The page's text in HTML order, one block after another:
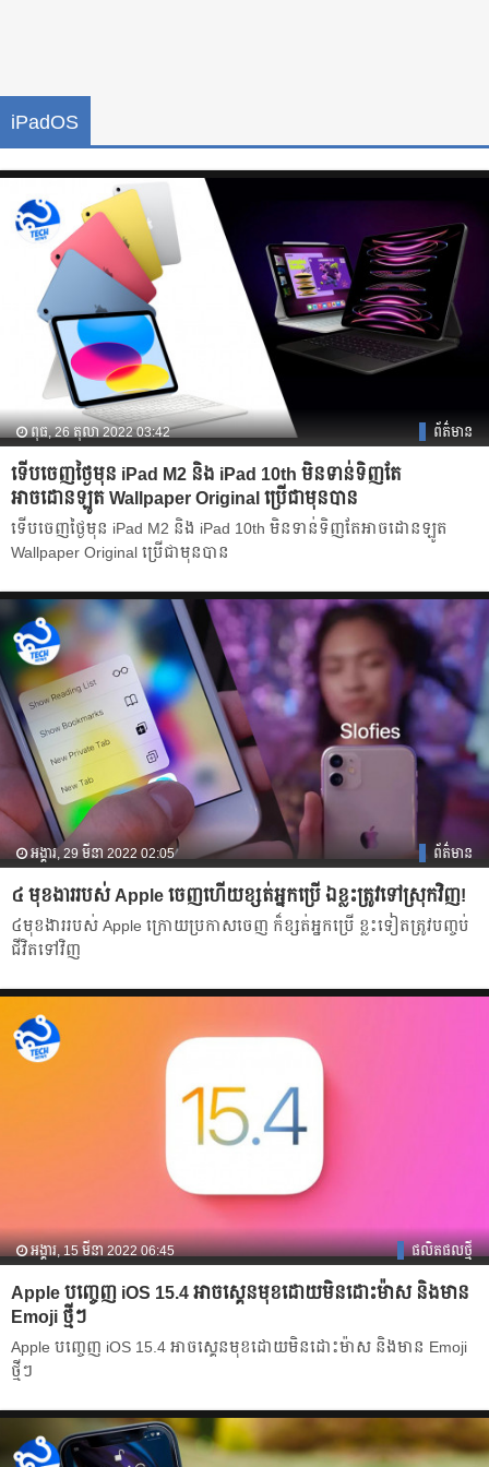
iPadOS
ពុធ, 26 តុលា 2022 03:42 ព័ត៌មាន
ទើបចេញថ្ងៃមុន iPad M2 និង iPad 10th មិនទាន់ទិញតែ
អាចដោនឡូត Wallpaper Original ប្រើជាមុនបាន
ទើបចេញថ្ងៃមុន iPad M2 និង iPad 10th មិនទាន់ទិញតែអាចដោនឡូត
Wallpaper Original ប្រើជាមុនបាន
អង្គារ, 29 មីនា 2022 02:05 ព័ត៌មាន
៤ មុខងាររបស់ Apple ចេញហើយខ្សត់អ្នកប្រើ ឯខ្លះត្រូវទៅស្រុកវិញ!
៤មុខងាររបស់ Apple ក្រោយប្រកាសចេញ ក៏ខ្សត់អ្នកប្រើ ខ្លះទៀតត្រូវបញ្ចប់
ជីវិតទៅវិញ
អង្គារ, 15 មីនា 2022 06:45 ផលិតផលថ្មី
Apple បញ្ចេញ iOS 15.4 អាចស្គេនមុខដោយមិនដោះម៉ាស និងមាន
Emoji ថ្មីៗ
Apple បញ្ចេញ iOS 15.4 អាចស្គេនមុខដោយមិនដោះម៉ាស និងមាន Emoji
ថ្មីៗ